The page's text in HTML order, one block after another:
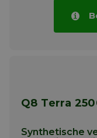
Q8 Terra
Synthetische